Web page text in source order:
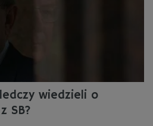
wiedzieli o
SB?